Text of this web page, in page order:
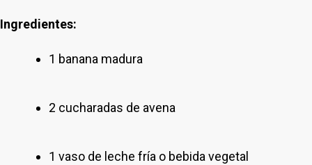
Ingredientes:
1 banana madura
2 cucharadas de avena
1 vaso de leche fría o bebida vegetal